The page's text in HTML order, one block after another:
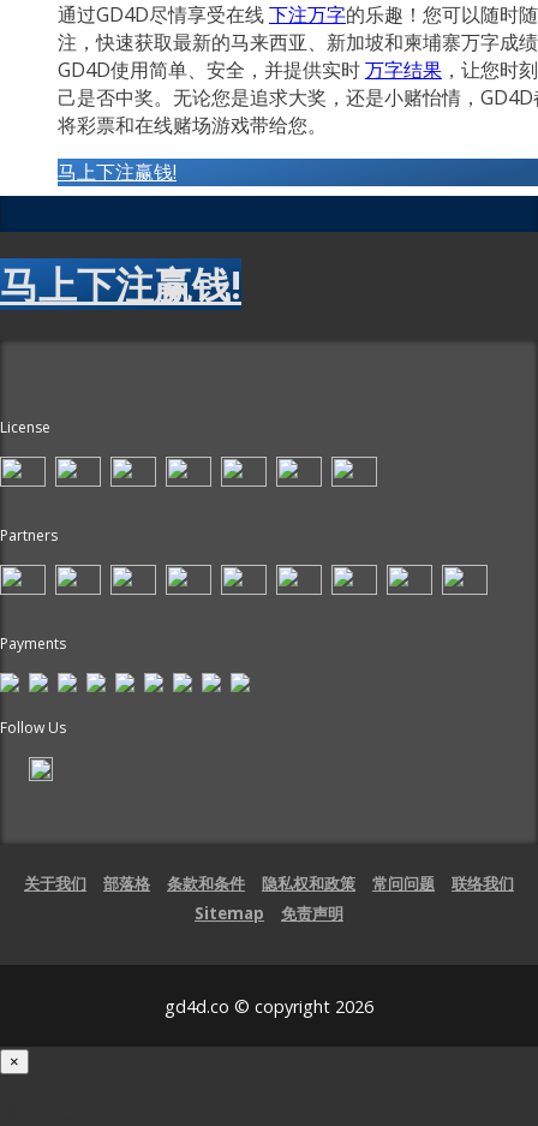
通过GD4D尽情享受在线下注万字的乐趣！您可以随时
注，快速获取最新的马来西亚、新加坡和柬埔寨万字成
GD4D使用简单、安全，并提供实时万字结果 ，让您时
己是否中奖。无论您是追求大奖，还是小赌怡情，
将彩票和在线赌场游戏带给您。
马上下注赢钱!
马上下注赢钱!
License
Partners
Payments
Follow Us
关于我们 部落格 条款和条件 隐私权和政策 常问问题
联络我们
Sitemap
免责声明
gd4d.co © copyright 2026
×